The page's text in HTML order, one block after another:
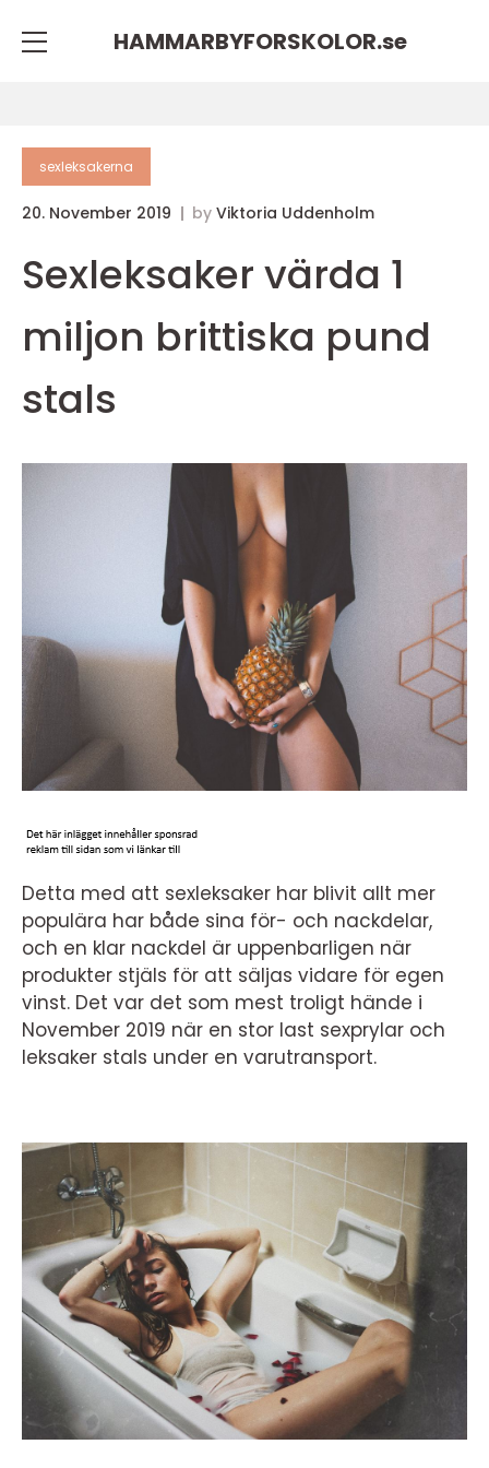
HAMMARBYFORSKOLOR.se
sexleksakerna
20. November 2019 by Viktoria Uddenholm
Sexleksaker värda 1
miljon brittiska pund
stals
Detta med att sexleksaker har blivit allt mer
populära har både sina för- och nackdelar,
och en klar nackdel är uppenbarligen när
produkter stjäls för att säljas vidare för egen
vinst. Det var det som mest troligt hände i
November 2019 när en stor last sexprylar och
leksaker stals under en varutransport.